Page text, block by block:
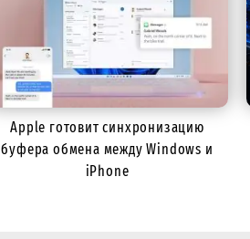
Apple готовит синхронизацию
буфера обмена между Windows и
iPhone